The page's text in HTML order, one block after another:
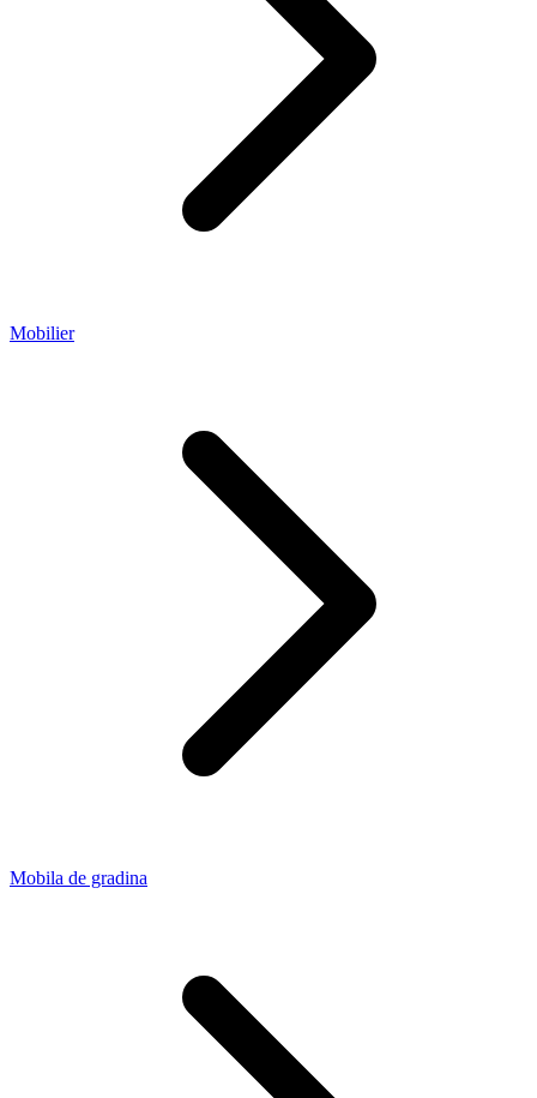
Mobilier
Mobila de gradina